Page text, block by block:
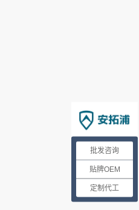
批发咨询
贴牌OEM
定制代工